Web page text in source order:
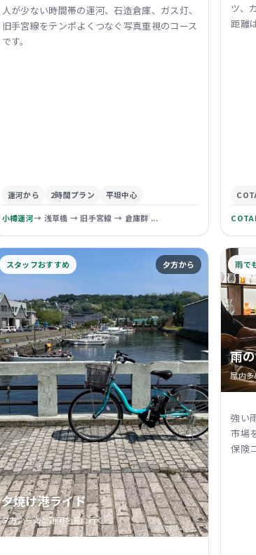
人が少ない時間帯の運河、石造倉庫、ガス灯、
旧手宮線をテンポよくつなぐ写真重視のコース
です。
運河から 2時間プラン 平坦中心
小樽運河→ 浅草橋 → 旧手宮線 → 倉庫群 ...
ツ、
距離
スタッフおすすめ 夕方から
夕焼け港ライド
夕方から海と運河を見に行く
雨で
雨
屋内多
強い
市場
保険